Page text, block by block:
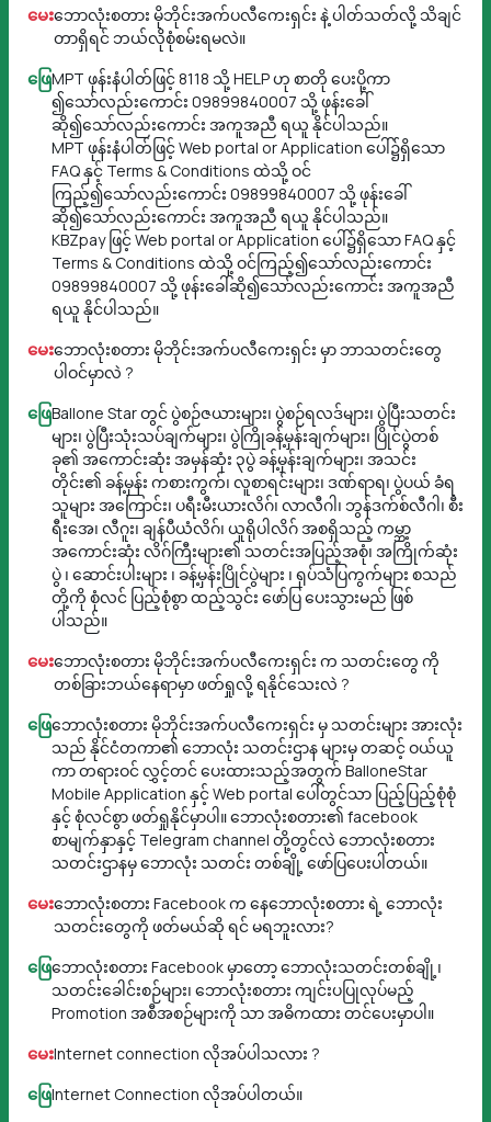
မေးဘောလုံးစတား မိုဘိုင်းအက်ပလီကေးရှင်း နဲ့ ပါတ်သတ်လို့ သိချင်
တာရှိရင် ဘယ်လိုစုံစမ်းရမလဲ။
ဖြေMPT ဖုန်းနံပါတ်ဖြင့် 8118 သို့ HELP ဟု စာတို ပေးပို့ကာ
၍သော်လည်းကောင်း 09899840007 သို့ ဖုန်းခေါ်
ဆို၍သော်လည်းကောင်း အကူအညီ ရယူ နိုင်ပါသည်။
MPT ဖုန်းနံပါတ်ဖြင့် Web portal or Application ပေါ်၌ရှိသော
FAQ နှင့် Terms & Conditions ထဲသို့ ဝင်
ကြည့်၍သော်လည်းကောင်း 09899840007 သို့ ဖုန်းခေါ်
ဆို၍သော်လည်းကောင်း အကူအညီ ရယူ နိုင်ပါသည်။
KBZpay ဖြင့် Web portal or Application ပေါ်၌ရှိသော FAQ နှင့်
Terms & Conditions ထဲသို့ ဝင်ကြည့်၍သော်လည်းကောင်း
09899840007 သို့ ဖုန်းခေါ်ဆို၍သော်လည်းကောင်း အကူအညီ
ရယူ နိုင်ပါသည်။
မေးဘောလုံးစတား မိုဘိုင်းအက်ပလီကေးရှင်း မှာ ဘာသတင်းတွေ
ပါဝင်မှာလဲ ?
ဖြေBallone Star တွင် ပွဲစဉ်ဇယားများ၊ ပွဲစဉ်ရလဒ်များ၊ ပွဲပြီးသတင်း
များ၊ ပွဲပြီးသုံးသပ်ချက်များ၊ ပွဲကြိုခန့်မှန်းချက်များ၊ ပြိုင်ပွဲတစ်
ခု၏ အကောင်းဆုံး အမှန်ဆုံး ၃ပွဲ ခန့်မှန်းချက်များ၊ အသင်း
တိုင်း၏ ခန့်မှန်း ကစားကွက်၊ လူစာရင်းများ၊ ဒဏ်ရာရ၊ ပွဲပယ် ခံရ
သူများ အကြောင်း၊ ပရီးမီးယားလိဂ်၊ လာလီဂါ၊ ဘွန်ဒက်စ်လီဂါ၊ စီး
ရီးအေ၊ လီဂူး၊ ချန်ပီယံလိဂ်၊ ယူရိုပါလိဂ် အစရှိသည့် ကမ္ဘာ့
အကောင်းဆုံး လိဂ်ကြီးများ၏ သတင်းအပြည့်အစုံ၊ အကြိုက်ဆုံး
ပွဲ ၊ ဆောင်းပါးများ ၊ ခန့်မှန်းပြိုင်ပွဲများ ၊ ရုပ်သံပြကွက်များ စသည်
တို့ကို စုံလင် ပြည့်စုံစွာ ထည့်သွင်း ဖော်ပြ ပေးသွားမည် ဖြစ်
ပါသည်။
မေးဘောလုံးစတား မိုဘိုင်းအက်ပလီကေးရှင်း က သတင်းတွေ ကို
တစ်ခြားဘယ်နေရာမှာ ဖတ်ရှုလို့ ရနိုင်သေးလဲ ?
ဖြေဘောလုံးစတား မိုဘိုင်းအက်ပလီကေးရှင်း မှ သတင်းများ အားလုံး
သည် နိုင်ငံတကာ၏ ဘောလုံး သတင်းဌာန များမှ တဆင့် ဝယ်ယူ
ကာ တရားဝင် လွှင့်တင် ပေးထားသည့်အတွက် BalloneStar
Mobile Application နှင့် Web portal ပေါ်တွင်သာ ပြည့်ပြည့်စုံစုံ
နှင့် စုံလင်စွာ ဖတ်ရှုနိုင်မှာပါ။ ဘောလုံးစတား၏ facebook
စာမျက်နှာနှင့် Telegram channel တို့တွင်လဲ ဘောလုံးစတား
သတင်းဌာနမှ ဘောလုံး သတင်း တစ်ချို့ ဖော်ပြပေးပါတယ်။
မေးဘောလုံးစတား Facebook က နေဘောလုံးစတား ရဲ့ ဘောလုံး
သတင်းတွေကို ဖတ်မယ်ဆို ရင် မရဘူးလား?
ဖြေဘောလုံးစတား Facebook မှာတော့ ဘောလုံးသတင်းတစ်ချို့၊
သတင်းခေါင်းစဉ်များ၊ ဘောလုံးစတား ကျင်းပပြုလုပ်မည့်
Promotion အစီအစဉ်များကို သာ အဓိကထား တင်ပေးမှာပါ။
မေးInternet connection လိုအပ်ပါသလား ?
ဖြေInternet Connection လိုအပ်ပါတယ်။